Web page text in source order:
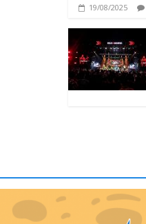
19/08/2025